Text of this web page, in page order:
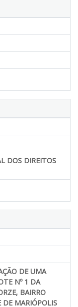
DOS DIREITOS
DE UMA
Nº 1 DA
BAIRRO
MARIÓPOLIS